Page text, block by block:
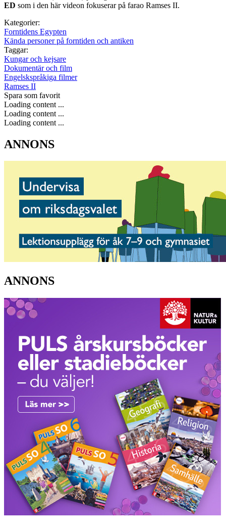
ED som i den här videon fokuserar på farao Ramses II.
Kategorier:
Forntidens Egypten
Kända personer på forntiden och antiken
Taggar:
Kungar och kejsare
Dokumentär och film
Engelskspråkiga filmer
Ramses II
Spara som favorit
Loading content ...
Loading content ...
Loading content ...
ANNONS
ANNONS